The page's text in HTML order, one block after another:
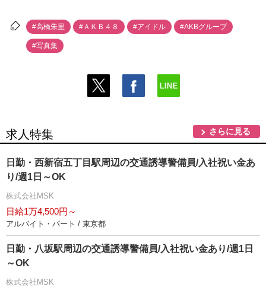
#高橋朱里 #ＡＫＢ４８ #アイドル #AKBグループ
#写真集
求人特集 さらに見る
日勤・西新宿五丁目駅周辺の交通誘導警備員/入社祝い金あ
り/週1日～OK
株式会社MSK
日給1万4,500円～
アルバイト・パート / 東京都
日勤・八坂駅周辺の交通誘導警備員/入社祝い金あり/週1日
～OK
株式会社MSK